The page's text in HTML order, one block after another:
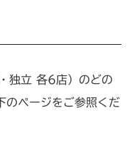
独立 各6店）のどの
のページをご参照くだ